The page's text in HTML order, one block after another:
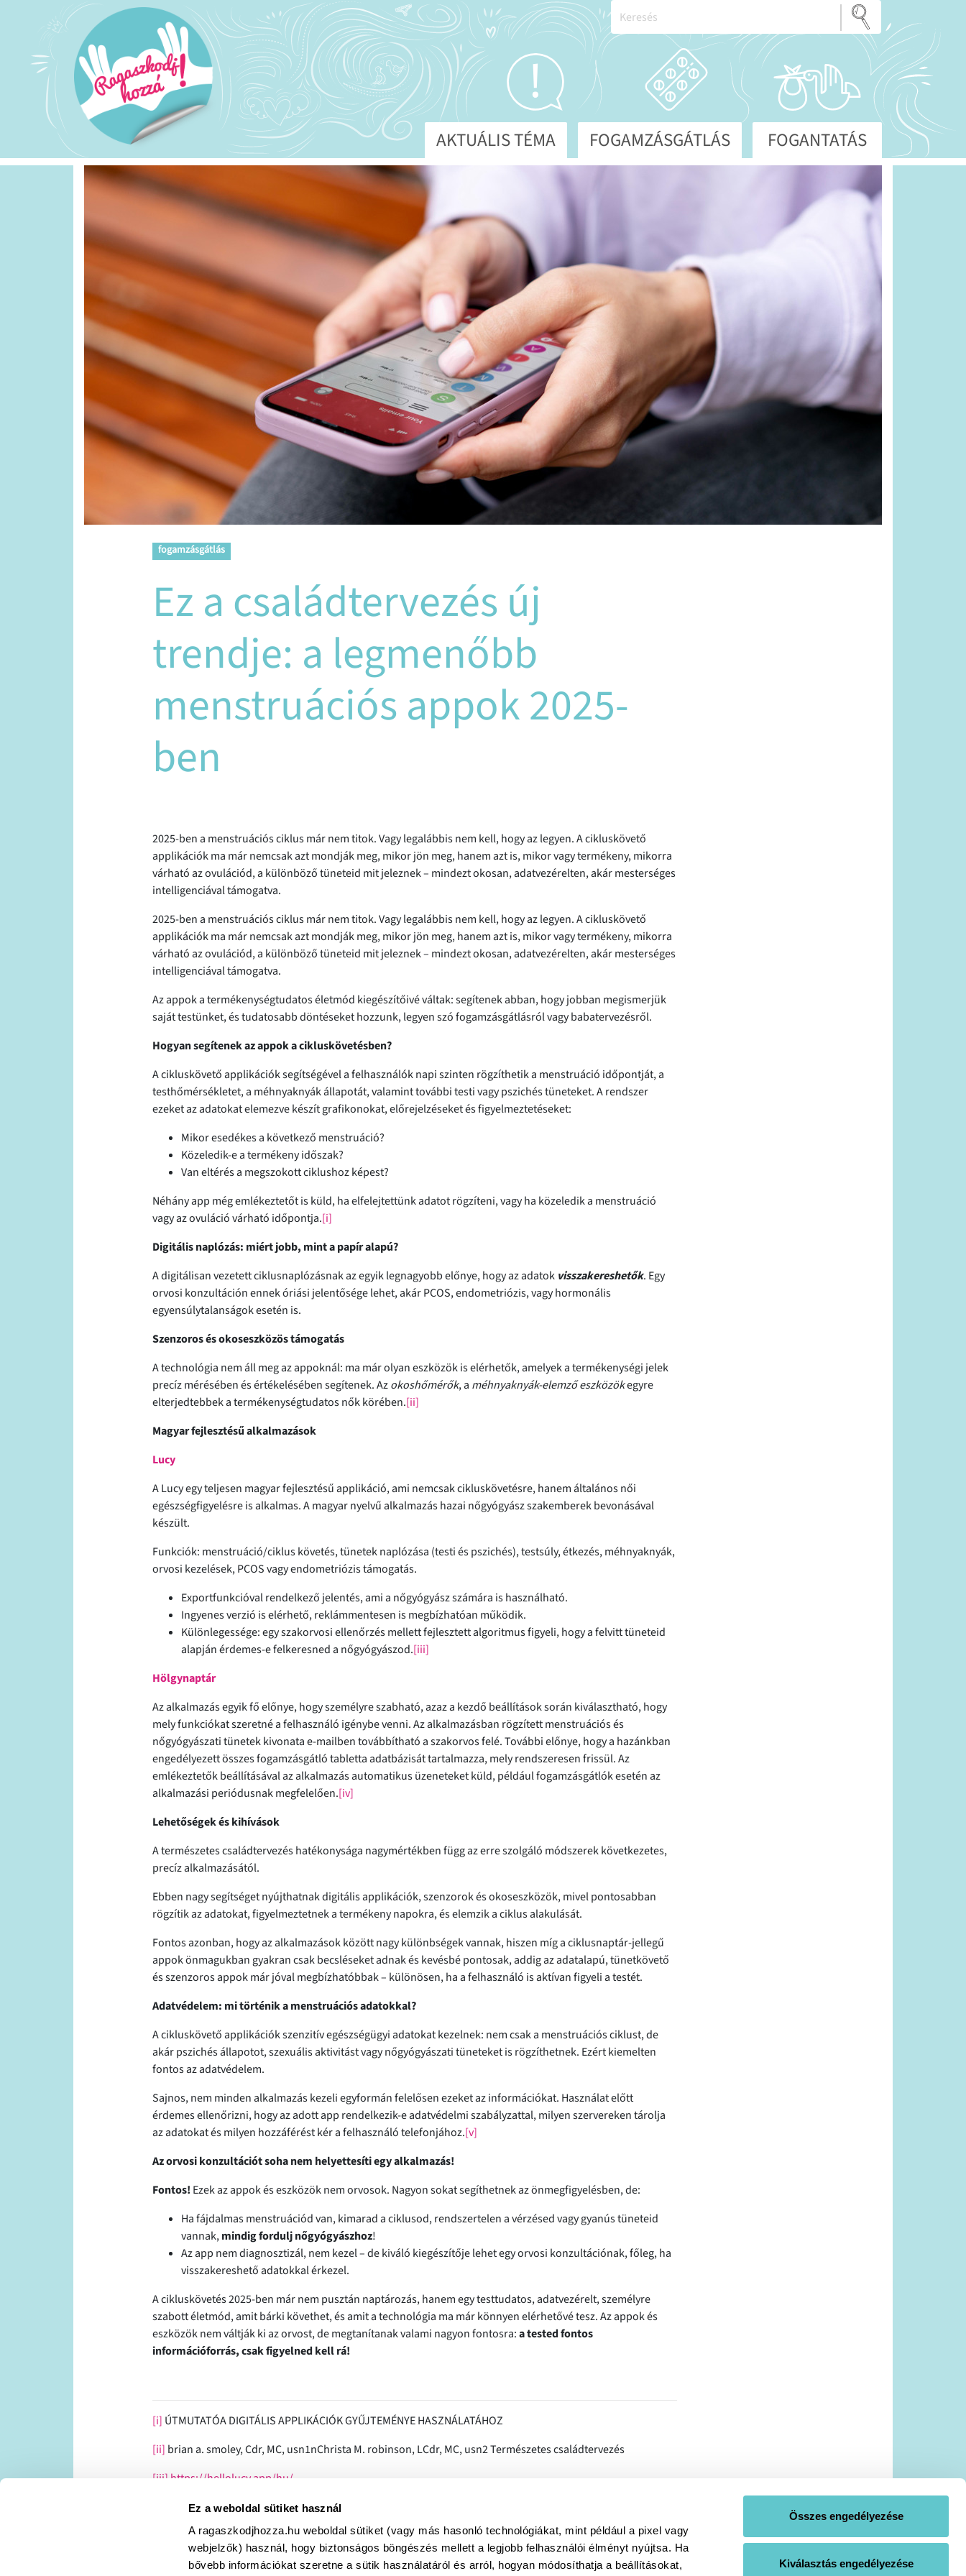
Ez a weboldal sütiket használ
A ragaszkodjhozza.hu weboldal sütiket (vagy más hasonló technológiákat, mint például a pixel vagy
webjelzők) használ, hogy biztonságos böngészés mellett a legjobb felhasználói élményt nyújtsa. Ha
bővebb információkat szeretne a sütik használatáról és arról, hogyan módosíthatja a beállításokat,
Összes engedélyezése
Kiválasztás engedélyezése
AKTUÁLIS TÉMA FOGAMZÁSGÁTLÁS FOGANTATÁS
fogamzásgátlás
Ez a családtervezés új
trendje: a legmenőbb
menstruációs appok 2025-
ben
2025-ben a menstruációs ciklus már nem titok. Vagy legalábbis nem kell, hogy az legyen. A cikluskövető
applikációk ma már nemcsak azt mondják meg, mikor jön meg, hanem azt is, mikor vagy termékeny, mikorra
várható az ovulációd, a különböző tüneteid mit jeleznek – mindezt okosan, adatvezérelten, akár mesterséges
intelligenciával támogatva.
2025-ben a menstruációs ciklus már nem titok. Vagy legalábbis nem kell, hogy az legyen. A cikluskövető
applikációk ma már nemcsak azt mondják meg, mikor jön meg, hanem azt is, mikor vagy termékeny, mikorra
várható az ovulációd, a különböző tüneteid mit jeleznek – mindezt okosan, adatvezérelten, akár mesterséges
intelligenciával támogatva.
Az appok a termékenységtudatos életmód kiegészítőivé váltak: segítenek abban, hogy jobban megismerjük
saját testünket, és tudatosabb döntéseket hozzunk, legyen szó fogamzásgátlásról vagy babatervezésről.
Hogyan segítenek az appok a cikluskövetésben?
A cikluskövető applikációk segítségével a felhasználók napi szinten rögzíthetik a menstruáció időpontját, a
testhőmérsékletet, a méhnyaknyák állapotát, valamint további testi vagy pszichés tüneteket. A rendszer
ezeket az adatokat elemezve készít grafikonokat, előrejelzéseket és figyelmeztetéseket:
Mikor esedékes a következő menstruáció?
Közeledik-e a termékeny időszak?
Van eltérés a megszokott ciklushoz képest?
Néhány app még emlékeztetőt is küld, ha elfelejtettünk adatot rögzíteni, vagy ha közeledik a menstruáció
vagy az ovuláció várható időpontja.[i]
Digitális naplózás: miért jobb, mint a papír alapú?
A digitálisan vezetett ciklusnaplózásnak az egyik legnagyobb előnye, hogy az adatok visszakereshetők. Egy
orvosi konzultáción ennek óriási jelentősége lehet, akár PCOS, endometriózis, vagy hormonális
egyensúlytalanságok esetén is.
Szenzoros és okoseszközös támogatás
A technológia nem áll meg az appoknál: ma már olyan eszközök is elérhetők, amelyek a termékenységi jelek
precíz mérésében és értékelésében segítenek. Azokoshőmérők, a méhnyaknyák-elemző eszközökegyre
elterjedtebbek a termékenységtudatos nők körében.[ii]
Magyar fejlesztésű alkalmazások
Lucy
A Lucy egy teljesen magyar fejlesztésű applikáció, ami nemcsak cikluskövetésre, hanem általános női
egészségfigyelésre is alkalmas. A magyar nyelvű alkalmazás hazai nőgyógyász szakemberek bevonásával
készült.
Funkciók: menstruáció/ciklus követés, tünetek naplózása (testi és pszichés), testsúly, étkezés, méhnyaknyák,
orvosi kezelések, PCOS vagy endometriózis támogatás.
Exportfunkcióval rendelkező jelentés, ami a nőgyógyász számára is használható.
Ingyenes verzió is elérhető, reklámmentesen is megbízhatóan működik.
Különlegessége: egy szakorvosi ellenőrzés mellett fejlesztett algoritmus figyeli, hogy a felvitt tüneteid
alapján érdemes-e felkeresned a nőgyógyászod.[iii]
Hölgynaptár
Az alkalmazás egyik fő előnye, hogy személyre szabható, azaz a kezdő beállítások során kiválasztható, hogy
mely funkciókat szeretné a felhasználó igénybe venni. Az alkalmazásban rögzített menstruációs és
nőgyógyászati tünetek kivonata e-mailben továbbítható a szakorvos felé. További előnye, hogy a hazánkban
engedélyezett összes fogamzásgátló tabletta adatbázisát tartalmazza, mely rendszeresen frissül. Az
emlékeztetők beállításával az alkalmazás automatikus üzeneteket küld, például fogamzásgátlók esetén az
alkalmazási periódusnak megfelelően.[iv]
Lehetőségek és kihívások
A természetes családtervezés hatékonysága nagymértékben függ az erre szolgáló módszerek következetes,
precíz alkalmazásától.
Ebben nagy segítséget nyújthatnak digitális applikációk, szenzorok és okoseszközök, mivel pontosabban
rögzítik az adatokat, figyelmeztetnek a termékeny napokra, és elemzik a ciklus alakulását.
Fontos azonban, hogy az alkalmazások között nagy különbségek vannak, hiszen míg a ciklusnaptár-jellegű
appok önmagukban gyakran csak becsléseket adnak és kevésbé pontosak, addig az adatalapú, tünetkövető
és szenzoros appok már jóval megbízhatóbbak – különösen, ha a felhasználó is aktívan figyeli a testét.
Adatvédelem: mi történik a menstruációs adatokkal?
A cikluskövető applikációk szenzitív egészségügyi adatokat kezelnek: nem csak a menstruációs ciklust, de
akár pszichés állapotot, szexuális aktivitást vagy nőgyógyászati tüneteket is rögzíthetnek. Ezért kiemelten
fontos az adatvédelem.
Sajnos, nem minden alkalmazás kezeli egyformán felelősen ezeket az információkat. Használat előtt
érdemes ellenőrizni, hogy az adott app rendelkezik-e adatvédelmi szabályzattal, milyen szervereken tárolja
az adatokat és milyen hozzáférést kér a felhasználó telefonjához.[v]
Az orvosi konzultációt soha nem helyettesíti egy alkalmazás!
Fontos! Ezek az appok és eszközök nem orvosok. Nagyon sokat segíthetnek az önmegfigyelésben, de:
Ha fájdalmas menstruációd van, kimarad a ciklusod, rendszertelen a vérzésed vagy gyanús tüneteid
vannak,mindig fordulj nőgyógyászhoz!
Az app nem diagnosztizál, nem kezel – de kiváló kiegészítője lehet egy orvosi konzultációnak, főleg, ha
visszakereshető adatokkal érkezel.
A cikluskövetés 2025-ben már nem pusztán naptározás, hanem egy testtudatos, adatvezérelt, személyre
szabott életmód, amit bárki követhet, és amit a technológia ma már könnyen elérhetővé tesz. Az appok és
eszközök nem váltják ki az orvost, de megtanítanak valami nagyon fontosra:a tested fontos
információforrás, csak figyelned kell rá!
[i] ÚTMUTATÓA DIGITÁLIS APPLIKÁCIÓK GYŰJTEMÉNYE HASZNÁLATÁHOZ
[ii] brian a. smoley, Cdr, MC, usn1nChrista M. robinson, LCdr, MC, usn2 Természetes családtervezés
[iii] https://hellolucy.app/hu/
https://www.pharmapromo.hu/slider-item/nogyogyasza...
https://mmonline.hu/cikk/igy-hasznalhatjuk-biztons...